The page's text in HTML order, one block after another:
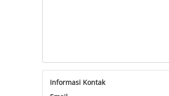
Informasi Kontak